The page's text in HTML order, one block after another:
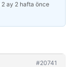
2 ay 2 hafta önce
#20741